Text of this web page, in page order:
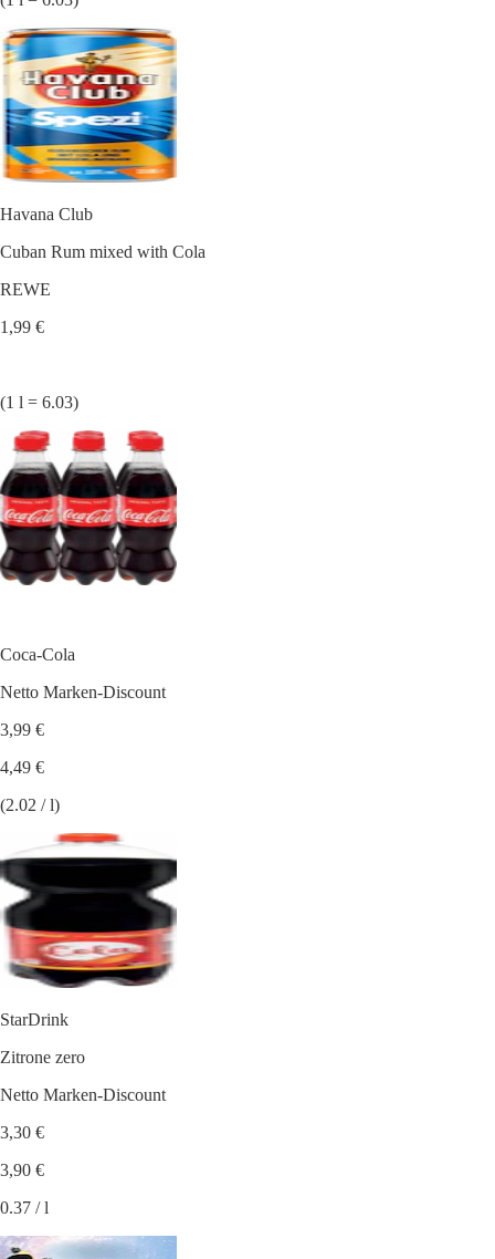
Havana Club
Cuban Rum mixed with Cola
REWE
1,99 €
(1 l = 6.03)
Coca-Cola
Netto Marken-Discount
3,99 €
4,49 €
(2.02 / l)
StarDrink
Zitrone zero
Netto Marken-Discount
3,30 €
3,90 €
0.37 / l